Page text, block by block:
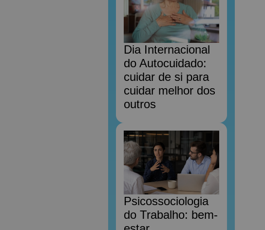
Dia Internacional
do Autocuidado:
cuidar de si para
cuidar melhor dos
outros
Psicossociologia
do Trabalho: bem-